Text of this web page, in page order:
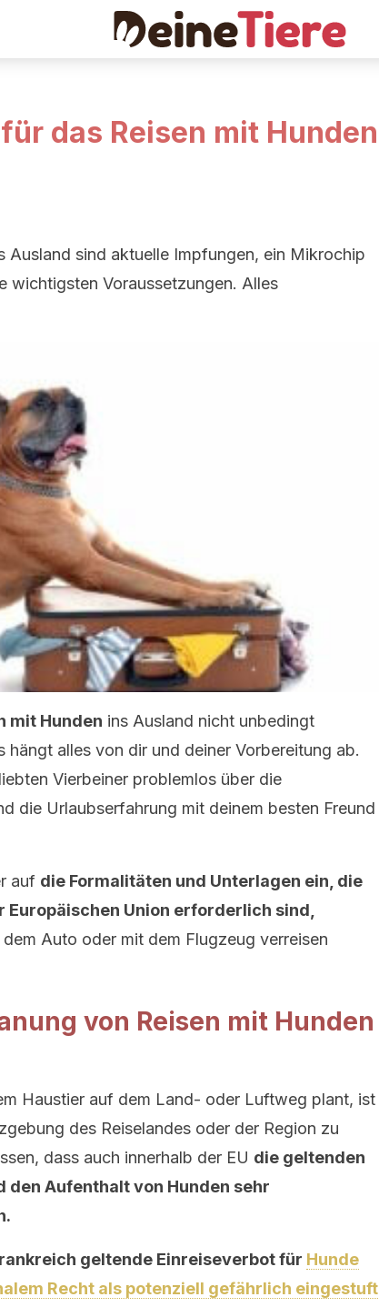
das Reisen mit Hunden
Ausland sind aktuelle Impfungen, ein Mikrochip
wichtigsten Voraussetzungen. Alles
mit Hunden ins Ausland nicht unbedingt
hängt alles von dir und deiner Vorbereitung ab.
Vierbeiner problemlos über die
die Urlaubserfahrung mit deinem besten Freund
auf die Formalitäten und Unterlagen ein, die
Europäischen Union erforderlich sind,
Auto oder mit dem Flugzeug verreisen
von Reisen mit Hunden
Haustier auf dem Land- oder Luftweg plant, ist
des Reiselandes oder der Region zu
dass auch innerhalb der EU die geltenden
den Aufenthalt von Hunden sehr
geltende Einreiseverbot für Hunde
Recht als potenziell gefährlich eingestuft